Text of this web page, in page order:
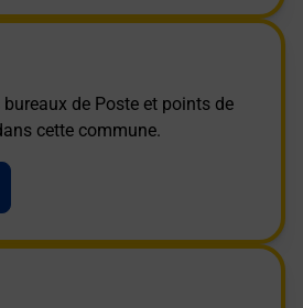
de Poste et points de
cette commune.